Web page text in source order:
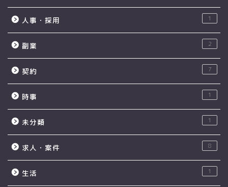
人事・採用 1
副業 2
契約 7
時事 1
未分類 1
求人・案件 8
生活 1